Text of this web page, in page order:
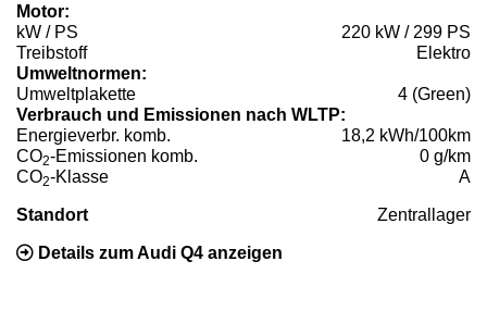
Motor:
kW / PS
220 kW / 299 PS
Treibstoff
Elektro
Umweltnormen:
Umweltplakette
4 (Green)
Verbrauch und Emissionen nach WLTP:
Energieverbr. komb.
18,2 kWh/100km
CO2-Emissionen komb.
0 g/km
CO2-Klasse A
Standort Zentrallager
Details zum Audi Q4 anzeigen